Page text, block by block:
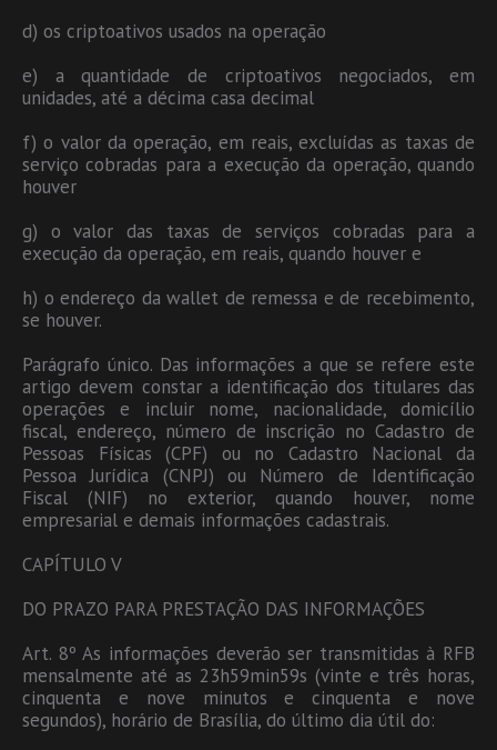
d) os criptoativos usados na operação
e) a quantidade de criptoativos negociados, em
unidades, até a décima casa decimal
f) o valor da operação, em reais, excluídas as taxas de
serviço cobradas para a execução da operação, quando
houver
g) o valor das taxas de serviços cobradas para a
execução da operação, em reais, quando houver e
h) o endereço da wallet de remessa e de recebimento,
se houver.
Parágrafo único. Das informações a que se refere este
artigo devem constar a identificação dos titulares das
operações e incluir nome, nacionalidade, domicílio
fiscal, endereço, número de inscrição no Cadastro de
Pessoas Físicas (CPF) ou no Cadastro Nacional da
Pessoa Jurídica (CNPJ) ou Número de Identificação
Fiscal (NIF) no exterior, quando houver, nome
empresarial e demais informações cadastrais.
CAPÍTULO V
DO PRAZO PARA PRESTAÇÃO DAS INFORMAÇÕES
Art. 8º As informações deverão ser transmitidas à RFB
mensalmente até as 23h59min59s (vinte e três horas,
cinquenta e nove minutos e cinquenta e nove
segundos), horário de Brasília, do último dia útil do: